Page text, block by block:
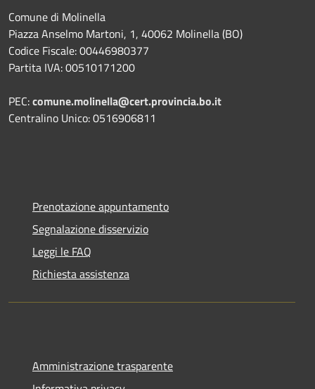
Comune di Molinella
Piazza Anselmo Martoni, 1, 40062 Molinella (BO)
Codice Fiscale: 00446980377
Partita IVA: 00510171200
PEC:comune.molinella@cert.provincia.bo.it
Centralino Unico: 0516906811
Prenotazione appuntamento
Segnalazione disservizio
Leggi le FAQ
Richiesta assistenza
Amministrazione trasparente